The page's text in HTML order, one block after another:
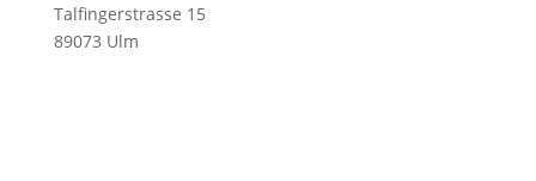
Talfingerstrasse 15
89073 Ulm